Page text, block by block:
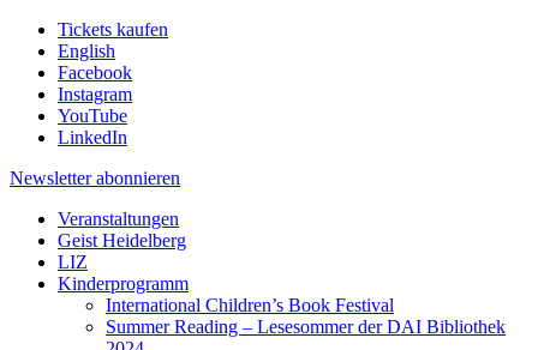
Tickets kaufen
English
Facebook
Instagram
YouTube
LinkedIn
Newsletter abonnieren
Veranstaltungen
Geist Heidelberg
LIZ
Kinderprogramm
International Children’s Book Festival
Summer Reading – Lesesommer der DAI Bibliothek